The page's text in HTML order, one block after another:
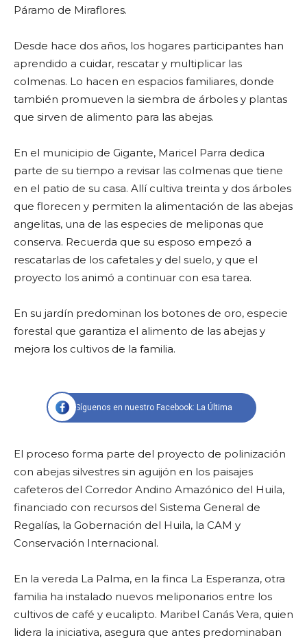
Páramo de Miraflores.
Desde hace dos años, los hogares participantes han
aprendido a cuidar, rescatar y multiplicar las
colmenas. Lo hacen en espacios familiares, donde
también promueven la siembra de árboles y plantas
que sirven de alimento para las abejas.
En el municipio de Gigante, Maricel Parra dedica
parte de su tiempo a revisar las colmenas que tiene
en el patio de su casa. Allí cultiva treinta y dos árboles
que florecen y permiten la alimentación de las abejas
angelitas, una de las especies de meliponas que
conserva. Recuerda que su esposo empezó a
rescatarlas de los cafetales y del suelo, y que el
proyecto los animó a continuar con esa tarea.
En su jardín predominan los botones de oro, especie
forestal que garantiza el alimento de las abejas y
mejora los cultivos de la familia.
Síguenos en nuestro Facebook: La Última
El proceso forma parte del proyecto de polinización
con abejas silvestres sin aguijón en los paisajes
cafeteros del Corredor Andino Amazónico del Huila,
financiado con recursos del Sistema General de
Regalías, la Gobernación del Huila, la CAM y
Conservación Internacional.
En la vereda La Palma, en la finca La Esperanza, otra
familia ha instalado nuevos meliponarios entre los
cultivos de café y eucalipto. Maribel Canás Vera, quien
lidera la iniciativa, asegura que antes predominaban